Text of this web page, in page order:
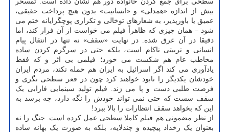
بیش از اندازه «همدلی» و «انسانیت» بدون هیچ پرداخت حقیقی،
عمیق یا باورپذیر، به شعارهای توخالی و تکراری پوچگرایانه ختم می
شود – همان چیزی که ظاهراً فیلم می خواست از آن فرار کند، اما
دقیقا در آن غرق شده. در نهایت «سقف» نه تنها در انتقال پیام
انسانی و تربیتی ناکام است، بلکه حتی در سرگرم کردن ساده
مخاطب عام هم شکست می خورد؛ فیلمی بی اثر و که فقط
یادآوری می کند اگر اسرائیل به ایران هم حمله نکند، مردم ایران
خودشان یکدیگر را نابود خواهند کرد چون در قعر سطحی نگری و
فرصت طلبی دست و پا می زند. فیلم تولید سینمایی فارابی یک
سقف سست که حتی نمی تواند خودش را نگه دارد، چه برسد به
این که بخواهد سقف انتظارات را بالا ببرد!
از نظر مضمونی هم فیلم کاملا سطحی عمل کرده است. جنگ را نه
بعنوان یک رخداد پیچیده و چندلایه، بلکه به صورت یک بهانه ساده